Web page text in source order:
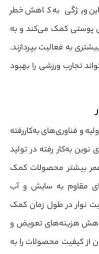
ویژگی به کاهش خطر
پوستی کمک می‌کند و به
به فعالیت بپردازند.
تجارب ورزشی را بهبود
و فناوری‌های به‌کاررفته
به‌کار رفته در تولید
بیشتر محصولات کمک
مقاوم به سایش و آب
نوار در طول زمان کمک
هزینه‌های تعویض و
از کیفیت محصولات را به